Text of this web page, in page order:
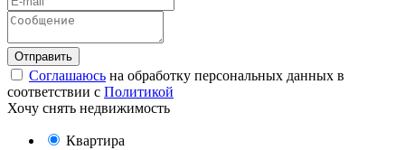
Соглашаюсь на обработку персональных данных в
соответствии с Политикой
Хочу снять недвижимость
Квартира